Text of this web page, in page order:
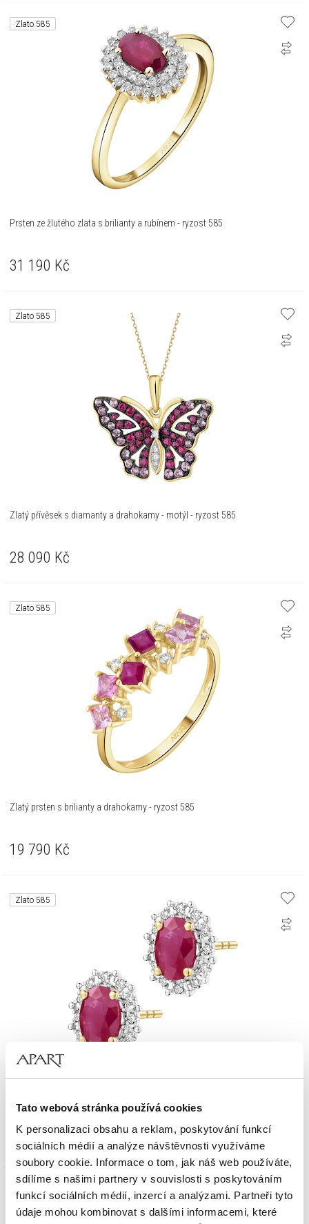
Tato webová stránka používá cookies
K personalizaci obsahu a reklam, poskytování funkcí
sociálních médií a analýze návštěvnosti využíváme
soubory cookie. Informace o tom, jak náš web používáte,
sdílíme s našimi partnery v souvislosti s poskytováním
funkcí sociálních médií, inzercí a analýzami. Partneři tyto
údaje mohou kombinovat s dalšími informacemi, které
Zlato 585
Prsten ze žlutého zlata s brilianty a rubínem - ryzost 585
31 190 Kč
Zlato 585
Zlatý přívěsek s diamanty a drahokamy - motýl - ryzost 585
28 090 Kč
Zlato 585
Zlatý prsten s brilianty a drahokamy - ryzost 585
19 790 Kč
Zlato 585
37 490 Kč
Zlato 585